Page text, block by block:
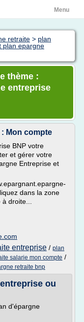
Menu
retraite > plan
plan epargne
thème :
entreprise
Mon compte
BNP votre
et gérer votre
Entreprise et
dans la zone
droite...
entreprise / plan
salarie mon compte /
retraite bnp
ou
d'épargne